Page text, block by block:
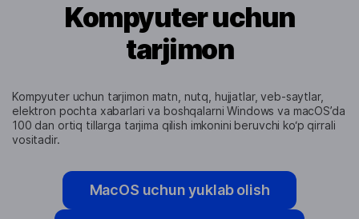
Kompyuter uchun
tarjimon
Kompyuter uchun tarjimon matn, nutq, hujjatlar, veb-saytlar,
elektron pochta xabarlari va boshqalarni Windows va macOS’da
100 dan ortiq tillarga tarjima qilish imkonini beruvchi ko‘p qirrali
vositadir.
MacOS uchun yuklab olish